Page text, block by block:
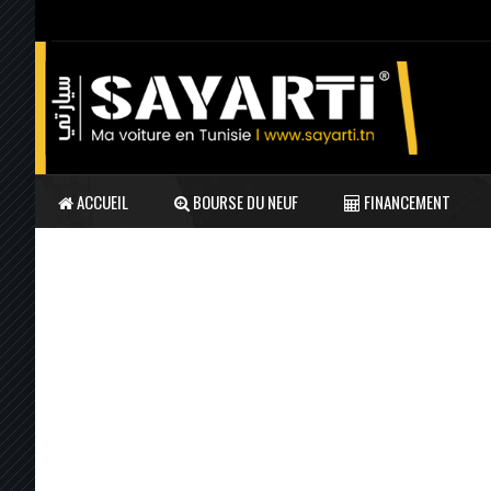
ACCUEIL BOURSE DU NEUF FINANCEMENT